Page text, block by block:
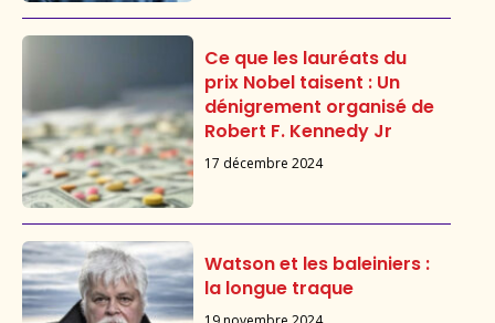
Ce que les lauréats du
prix Nobel taisent : Un
dénigrement organisé de
Robert F. Kennedy Jr
17 décembre 2024
Watson et les baleiniers :
la longue traque